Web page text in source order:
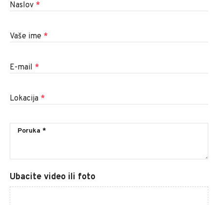
Naslov *
Vaše ime *
E-mail *
Lokacija *
Ubacite video ili foto